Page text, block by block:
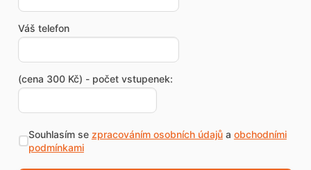
Váš telefon
(cena 300 Kč) - počet vstupenek:
Souhlasím se zpracováním osobních údajůa obchodními
podmínkami